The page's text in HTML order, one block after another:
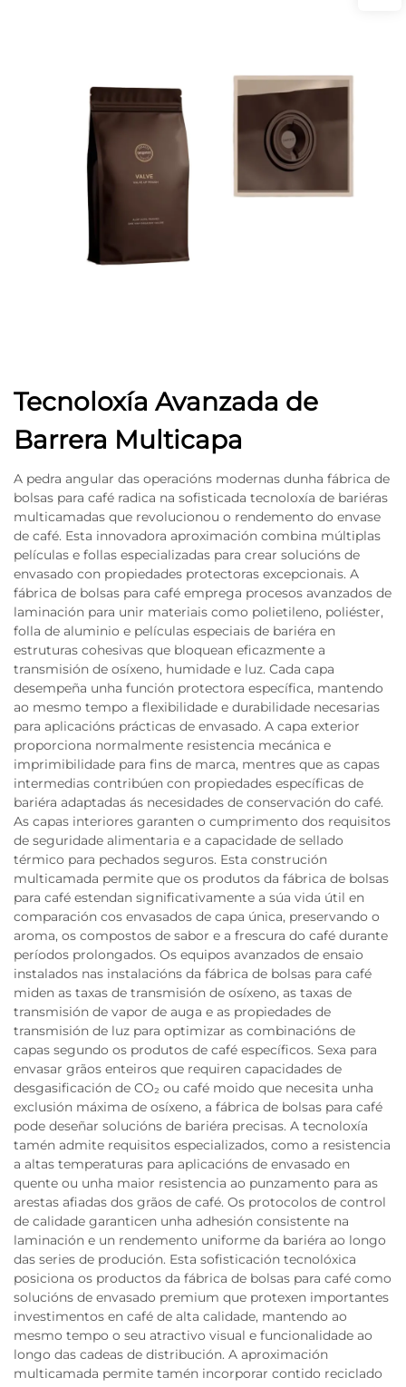
Tecnoloxía Avanzada de
Barrera Multicapa
A pedra angular das operacións modernas dunha fábrica de
bolsas para café radica na sofisticada tecnoloxía de bariéras
multicamadas que revolucionou o rendemento do envase
de café. Esta innovadora aproximación combina múltiplas
películas e follas especializadas para crear solucións de
envasado con propiedades protectoras excepcionais. A
fábrica de bolsas para café emprega procesos avanzados de
laminación para unir materiais como polietileno, poliéster,
folla de aluminio e películas especiais de bariéra en
estruturas cohesivas que bloquean eficazmente a
transmisión de osíxeno, humidade e luz. Cada capa
desempeña unha función protectora específica, mantendo
ao mesmo tempo a flexibilidade e durabilidade necesarias
para aplicacións prácticas de envasado. A capa exterior
proporciona normalmente resistencia mecánica e
imprimibilidade para fins de marca, mentres que as capas
intermedias contribúen con propiedades específicas de
bariéra adaptadas ás necesidades de conservación do café.
As capas interiores garanten o cumprimento dos requisitos
de seguridade alimentaria e a capacidade de sellado
térmico para pechados seguros. Esta construción
multicamada permite que os produtos da fábrica de bolsas
para café estendan significativamente a súa vida útil en
comparación cos envasados de capa única, preservando o
aroma, os compostos de sabor e a frescura do café durante
períodos prolongados. Os equipos avanzados de ensaio
instalados nas instalacións da fábrica de bolsas para café
miden as taxas de transmisión de osíxeno, as taxas de
transmisión de vapor de auga e as propiedades de
transmisión de luz para optimizar as combinacións de
capas segundo os produtos de café específicos. Sexa para
envasar grãos enteiros que requiren capacidades de
desgasificación de CO₂ ou café moido que necesita unha
exclusión máxima de osíxeno, a fábrica de bolsas para café
pode deseñar solucións de bariéra precisas. A tecnoloxía
tamén admite requisitos especializados, como a resistencia
a altas temperaturas para aplicacións de envasado en
quente ou unha maior resistencia ao punzamento para as
arestas afiadas dos grãos de café. Os protocolos de control
de calidade garanticen unha adhesión consistente na
laminación e un rendemento uniforme da bariéra ao longo
das series de produción. Esta sofisticación tecnolóxica
posiciona os productos da fábrica de bolsas para café como
solucións de envasado premium que protexen importantes
investimentos en café de alta calidade, mantendo ao
mesmo tempo o seu atractivo visual e funcionalidade ao
longo das cadeas de distribución. A aproximación
multicamada permite tamén incorporar contido reciclado